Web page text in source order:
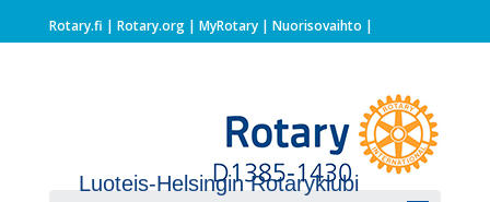
Rotary.fi | Rotary.org| MyRotary | Nuorisovaihto |
Luoteis-Helsingin Rotaryklubi